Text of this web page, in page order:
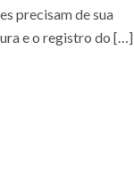
precisam de sua
e o registro do […]